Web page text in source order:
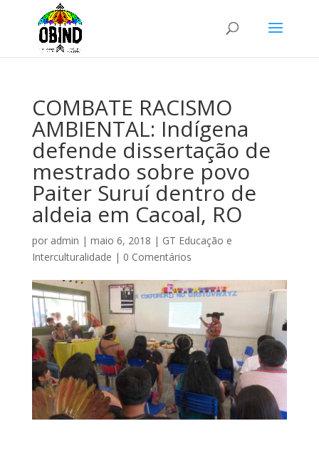
COMBATE RACISMO
AMBIENTAL: Indígena
defende dissertação de
mestrado sobre povo
Paiter Suruí dentro de
aldeia em Cacoal, RO
por admin | maio 6, 2018 | GT Educação e
Interculturalidade | 0 Comentários